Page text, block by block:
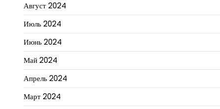
Август 2024
Июль 2024
Июнь 2024
Май 2024
Апрель 2024
Март 2024